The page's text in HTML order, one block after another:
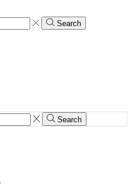
Search
Search